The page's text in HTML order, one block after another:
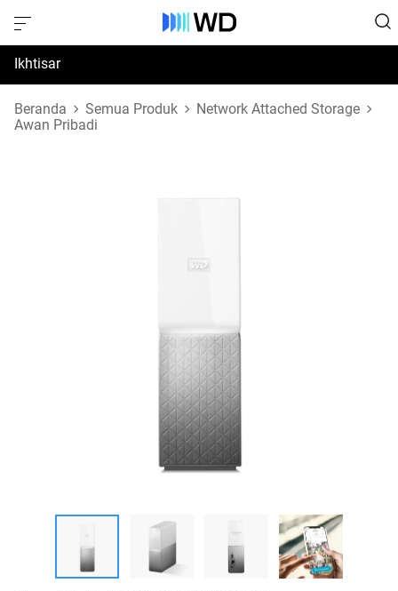
Ikhtisar
Spesifikasi
Beranda Semua Produk
Network Attached Storage
Awan Pribadi